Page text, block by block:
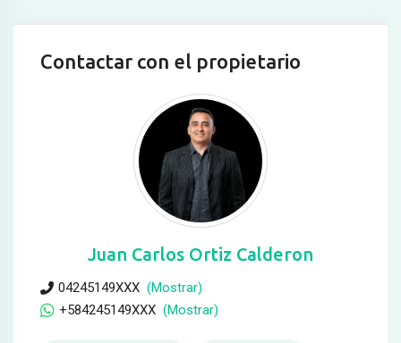
Contactar con el propietario
Juan Carlos Ortiz Calderon
04245149XXX (Mostrar)
+584245149XXX (Mostrar)